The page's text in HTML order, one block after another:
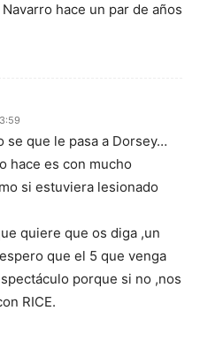
hace un par de años
se que le pasa a Dorsey…
hace es con mucho
si estuviera lesionado
quiere que os diga ,un
que el 5 que venga
porque si no ,nos
RICE.